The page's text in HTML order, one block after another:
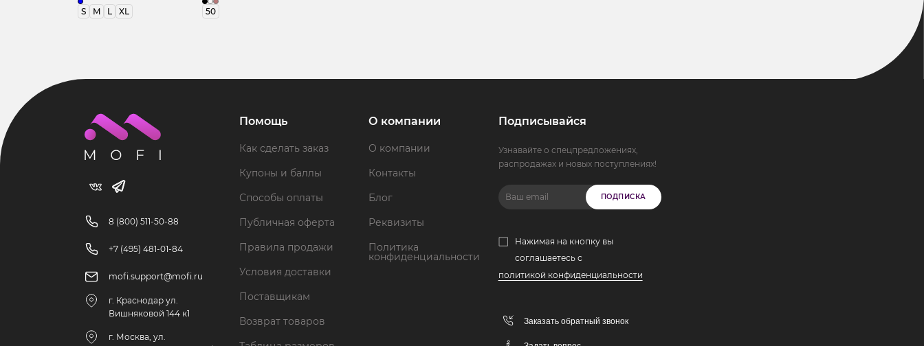
S
M L XL
50
8 (800) 511-50-88
+7 (495) 481-01-84
mofi.support@mofi.ru
г. Краснодар ул.
Вишняковой 144 к1
г. Москва, ул.
Помощь
Как сделать заказ
Купоны и баллы
Способы оплаты
Публичная оферта
Правила продажи
Условия доставки
Поставщикам
Возврат товаров
О компании
О компании
Контакты
Блог
Реквизиты
Политика
конфиденциальности
Подписывайся
Узнавайте о спецпредложениях,
распродажах и новых поступлениях!
ПОДПИСКА
Нажимая на кнопку вы
соглашаетесь с
политикой конфиденциальности
Заказать обратный звонок